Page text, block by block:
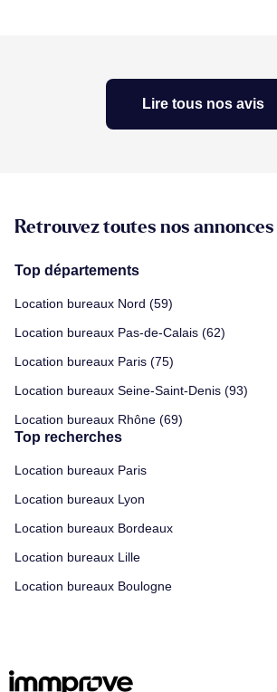
Lire tous nos avis
Retrouvez toutes nos annonces
Top départements
Location bureaux Nord (59)
Location bureaux Pas-de-Calais (62)
Location bureaux Paris (75)
Location bureaux Seine-Saint-Denis (93)
Location bureaux Rhône (69)
Top recherches
Location bureaux Paris
Location bureaux Lyon
Location bureaux Bordeaux
Location bureaux Lille
Location bureaux Boulogne